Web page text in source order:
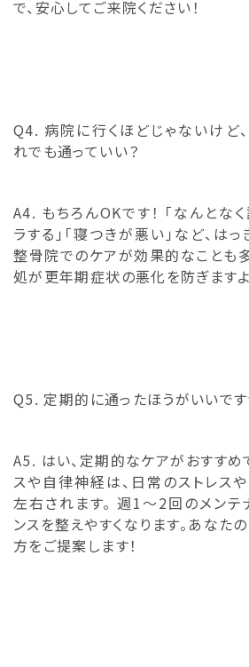
で、安心してご来院ください！
Q4. 病院に行くほどじゃないけど
れでも通っていい？
A4. もちろんOKです！ 「なんとな
ラする」「寝つきが悪い」など、は
整骨院でのケアが効果的なことも
処が更年期症状の悪化を防ぎます
Q5. 定期的に通ったほうがいいです
A5. はい、定期的なケアがおすすめ
スや自律神経は、日常のストレス
左右されます。 週1〜2回のメンテ
ンスを整えやすくなります。あなた
方をご提案します！